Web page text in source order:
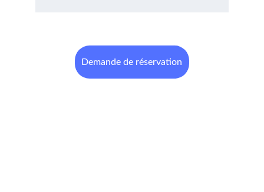
Demande de réservation